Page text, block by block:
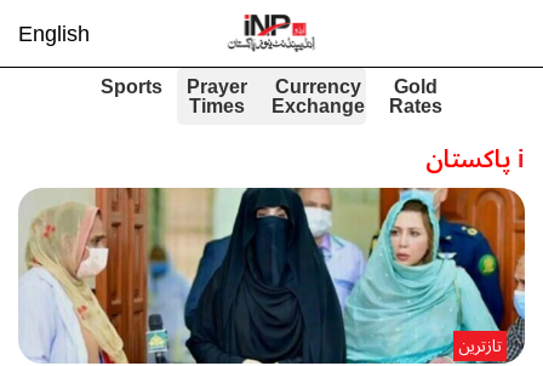
English
Gold
Rates
Currency
Exchange
Prayer
Times
Sports
iپاکستان
تازترین